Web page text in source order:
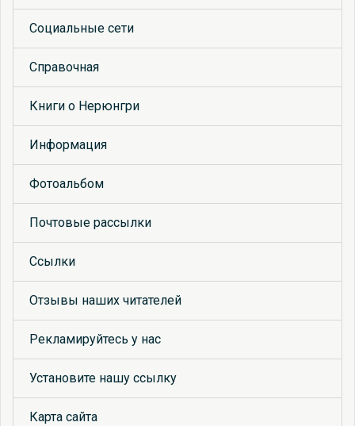
Социальные сети
Справочная
Книги о Нерюнгри
Информация
Фотоальбом
Почтовые рассылки
Ссылки
Отзывы наших читателей
Рекламируйтесь у нас
Установите нашу ссылку
Карта сайта